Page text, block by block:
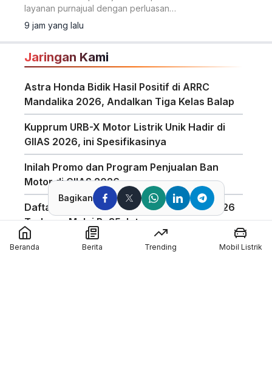
layanan purnajual dengan perluasan
jaringan dealer hingga 40 showroom di
GIIAS 2026.
9 jam yang lalu
Jaringan Kami
Astra Honda Bidik Hasil Positif di ARRC
Mandalika 2026, Andalkan Tiga Kelas Balap
Kupprum URB-X Motor Listrik Unik Hadir di
GIIAS 2026, ini Spesifikasinya
Inilah Promo dan Program Penjualan Ban
Motor di GIIAS 2026
Daftar Harga Honda PCX 160 Agustus 2026
Terbaru, Mulai Rp35 Jutaan
Penggunaan Boost Charge ALVA Naik Tajam,
Bagikan
Beranda Berita Trending Mobil Listrik